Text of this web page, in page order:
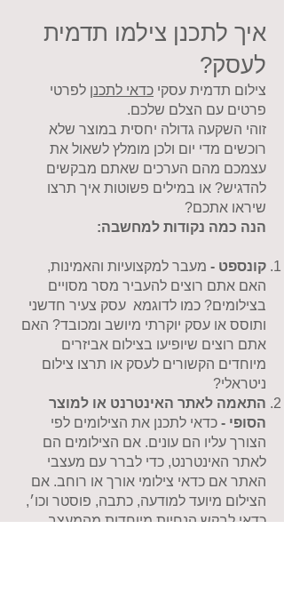
איך לתכנן צילמו תדמית
לעסק?
צילום תדמית עסקי כדאי לתכנן לפרטי
פרטים עם הצלם שלכם.
זוהי השקעה גדולה יחסית במוצר שלא
רוכשים מדי יום ולכן מומלץ לשאול את
עצמכם מהם הערכים שאתם מבקשים
להדגיש? או במילים פשוטות איך תרצו
שיראו אתכם?
הנה כמה נקודות למחשבה:
קונספט - מעבר למקצועיות והאמינות,
האם אתם רוצים להעביר מסר מסויים
בצילומים? כמו לדוגמא עסק צעיר חדשני
ותוסס או עסק יוקרתי מיושב ומכובד? האם
אתם רוצים שיופיעו בצילום אביזרים
מיוחדים הקשורים לעסק או תרצו צילום
ניטראלי?
התאמה לאתר האינטרנט או למוצר
הסופי - כדאי לתכנן את הצילומים לפי
הצורך עליו הם עונים. אם הצילומים הם
לאתר האינטרנט, כדי לברר עם מעצבי
האתר אם כדאי צילומי אורך או רוחב. אם
הצילום מיועד למודעה, כתבה, פוסטר וכו׳,
כדאי לבקש הנחיות מיוחדות מהמעצב